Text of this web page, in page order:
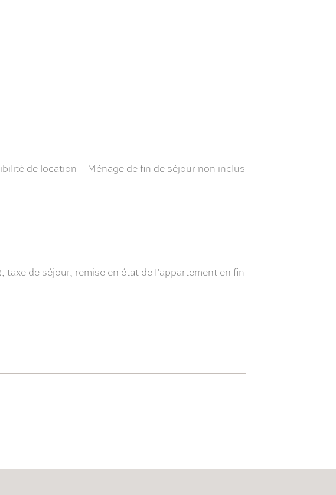
de location – Ménage de fin de séjour non inclus
de séjour, remise en état de l’appartement en fin